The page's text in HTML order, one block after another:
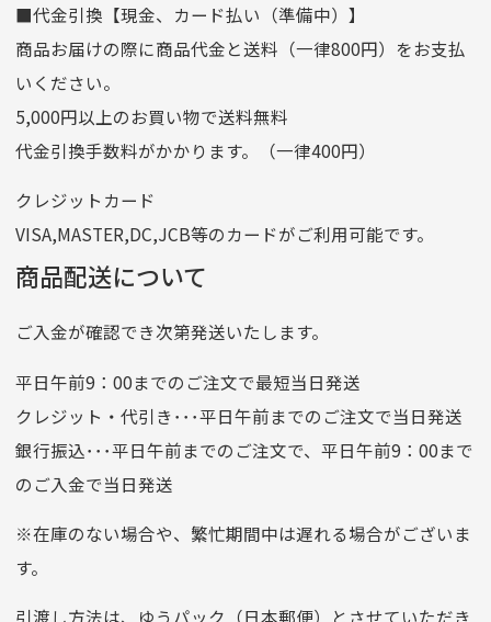
口座名義
株式会社一条
ゆうちょ銀行
ゆうちょ間
記号
14710
他銀行から
店名
四七八（読みヨンナナハチ）
店番
478
預金種目
普通預金
口座番号
0776226
口座名義
株式会社一条
クレジットカード
選びいただけない場合がございます。
■代金引換【現金、カード払い（準備中）】
商品お届けの際に商品代金と送料（一律800円）をお支払
いください。
5,000円以上のお買い物で送料無料
代金引換手数料がかかります。（一律400円）
クレジットカード
VISA,MASTER,DC,JCB等のカードがご利用可能です。
商品配送について
ご入金が確認でき次第発送いたします。
平日午前9：00までのご注文で最短当日発送
クレジット・代引き･･･平日午前までのご注文で当日発送
銀行振込･･･平日午前までのご注文で、平日午前9：00まで
のご入金で当日発送
※在庫のない場合や、繁忙期間中は遅れる場合がございま
す。
引渡し方法は、ゆうパック（日本郵便）とさせていただき